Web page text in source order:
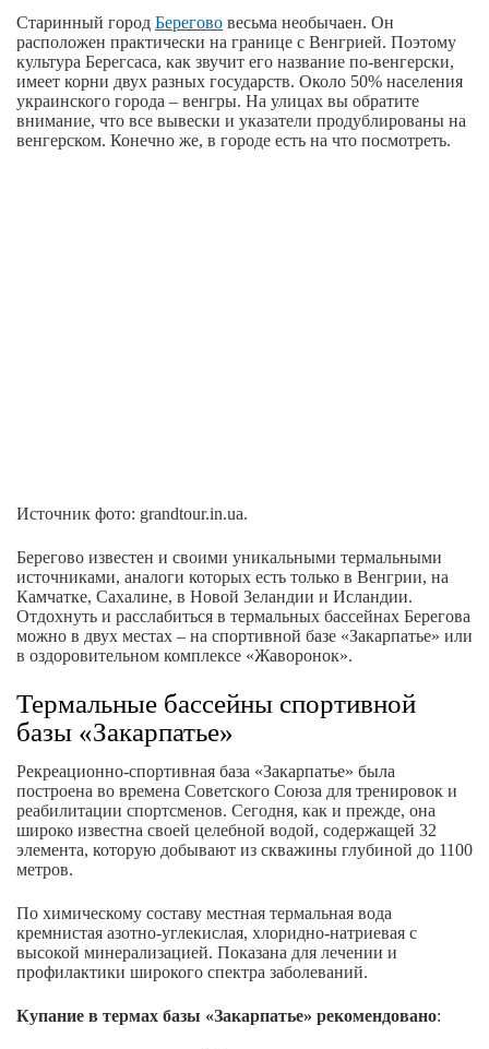
Старинный город Берегово весьма необычаен. Он
расположен практически на границе с Венгрией. Поэтому
культура Берегсаса, как звучит его название по-венгерски,
имеет корни двух разных государств. Около 50% населения
украинского города – венгры. На улицах вы обратите
внимание, что все вывески и указатели продублированы на
венгерском. Конечно же, в городе есть на что посмотреть.
Источник фото: grandtour.in.ua.
Берегово известен и своими уникальными термальными
источниками, аналоги которых есть только в Венгрии, на
Камчатке, Сахалине, в Новой Зеландии и Исландии.
Отдохнуть и расслабиться в термальных бассейнах Берегова
можно в двух местах – на спортивной базе «Закарпатье» или
в оздоровительном комплексе «Жаворонок».
Термальные бассейны спортивной
базы «Закарпатье»
Рекреационно-спортивная база «Закарпатье» была
построена во времена Советского Союза для тренировок и
реабилитации спортсменов. Сегодня, как и прежде, она
широко известна своей целебной водой, содержащей 32
элемента, которую добывают из скважины глубиной до 1100
метров.
По химическому составу местная термальная вода
кремнистая азотно-углекислая, хлоридно-натриевая с
высокой минерализацией. Показана для лечении и
профилактики широкого спектра заболеваний.
Купание в термах базы «Закарпатье» рекомендовано: